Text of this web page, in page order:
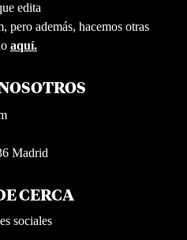
edita
pero además, hacemos otras
aquí.
Madrid
CERCA
sociales